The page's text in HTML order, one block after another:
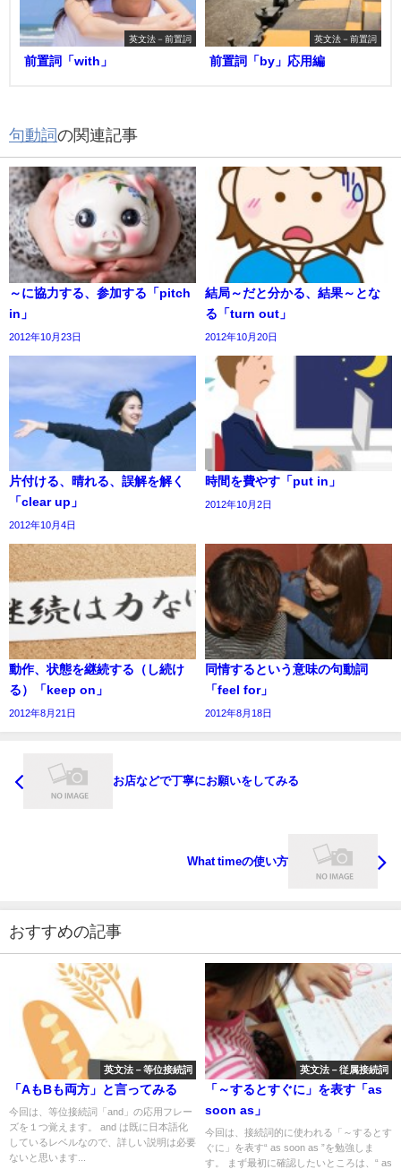
英文法－前置詞
前置詞「with」
英文法－前置詞
前置詞「by」応用編
句動詞の関連記事
～に協力する、参加する「pitch
in」
2012年10月23日
結局～だと分かる、結果～とな
る「turn out」
2012年10月20日
片付ける、晴れる、誤解を解く
「clear up」
2012年10月4日
時間を費やす「put in」
2012年10月2日
動作、状態を継続する（し続け
る）「keep on」
2012年8月21日
同情するという意味の句動詞
「feel for」
2012年8月18日
お店などで丁寧にお願いをしてみる
What timeの使い方
おすすめの記事
英文法－等位接続詞
「AもBも両方」と言ってみる
今回は、等位接続詞「and」の応用フレー
ズを１つ覚えます。 and は既に日本語化
しているレベルなので、詳しい説明は必要
ないと思います...
英文法－従属接続詞
「～するとすぐに」を表す「as
soon as」
今回は、接続詞的に使われる「～するとす
ぐに」を表す“ as soon as ”を勉強しま
す。 まず最初に確認したいところは、“ as